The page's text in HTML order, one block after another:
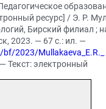
ресурс] / Э. Р.
Бирский филиал ;
2023. — 67 с.: ил. —
2023/Mullakaeva_E.R._
Текст: электронный